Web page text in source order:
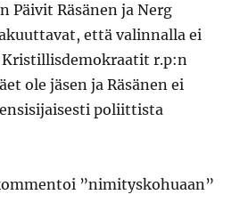
Päivit Räsänen ja Nerg
että valinnalla ei
Kristillisdemokraatit r.p:n
ole jäsen ja Räsänen ei
poliittista
”nimityskohuaan”